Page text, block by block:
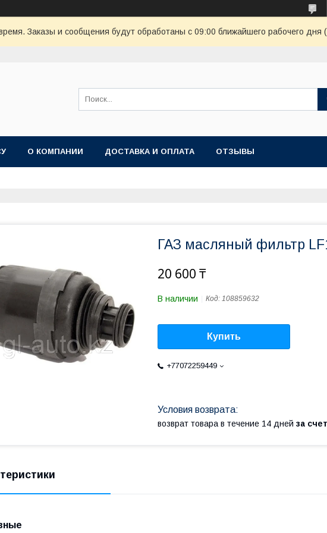
Заказы и сообщения будут обработаны с 09:00 ближайшего рабочего дня
О КОМПАНИИ ДОСТАВКА И ОПЛАТА ОТЗЫВЫ
ГАЗ масляный фильтр
20 600 ₸
В наличии Код: 108859632
Купить
+77072259449
возврат товара в течение 14 дней за